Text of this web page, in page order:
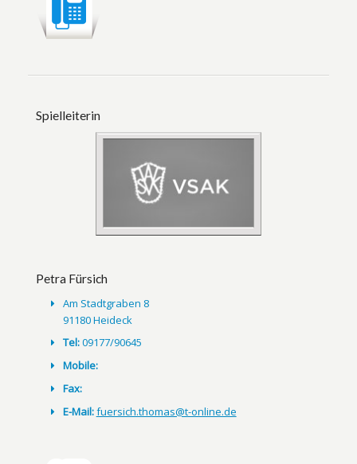
Spielleiterin
Petra Fürsich
Am Stadtgraben 8
91180 Heideck
Tel:09177/90645
Mobile:
Fax:
E-Mail:fuersich.thomas@t-online.de